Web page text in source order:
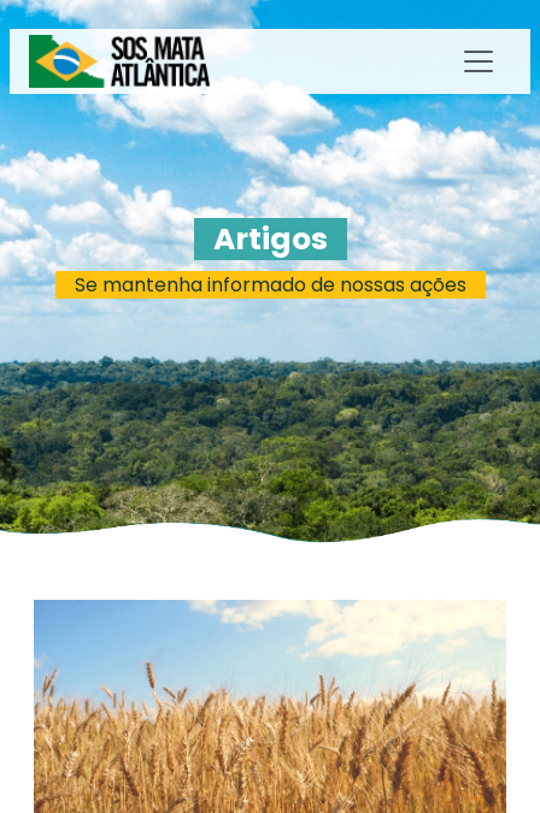
Artigos
Se mantenha informado de nossas ações